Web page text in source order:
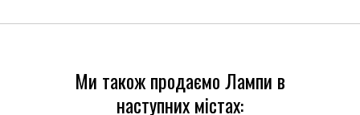
Ми також продаємо Лампи в
наступних містах: